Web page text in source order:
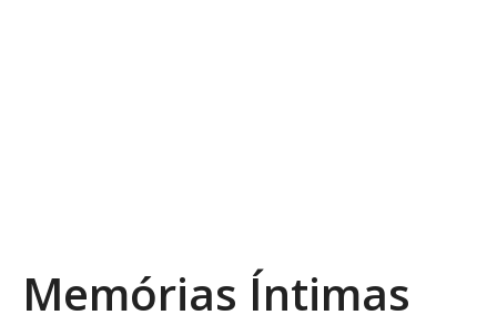
Memórias Íntimas